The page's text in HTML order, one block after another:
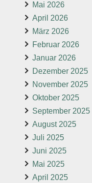
Mai 2026
April 2026
März 2026
Februar 2026
Januar 2026
Dezember 2025
November 2025
Oktober 2025
September 2025
August 2025
Juli 2025
Juni 2025
Mai 2025
April 2025